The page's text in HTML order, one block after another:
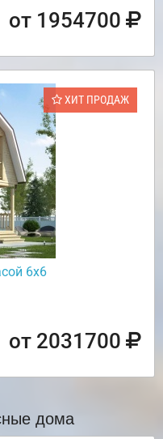
от 1954700
ХИТ ПРОДАЖ
6х6
от 2031700
дома